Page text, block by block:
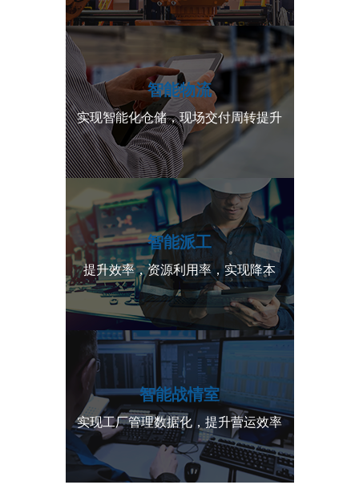
智能物流
实现智能化仓储，现场交付周转提升
智能派工
提升效率，资源利用率，实现降本
智能战情室
实现工厂管理数据化，提升营运效率